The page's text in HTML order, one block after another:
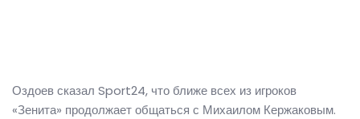
Оздоев сказал Sport24, что ближе всех из игроков
«Зенита» продолжает общаться с Михаилом Кержаковым.